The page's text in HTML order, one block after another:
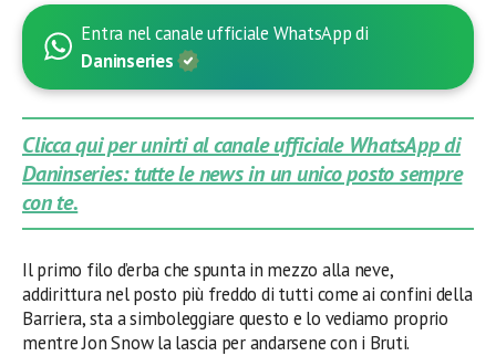
Entra nel canale ufficiale WhatsApp di
Daninseries
Clicca qui per unirti al canale ufficiale WhatsApp di
Daninseries: tutte le news in un unico posto sempre
con te.
Il primo filo d’erba che spunta in mezzo alla neve,
addirittura nel posto più freddo di tutti come ai confini della
Barriera, sta a simboleggiare questo e lo vediamo proprio
mentre Jon Snow la lascia per andarsene con i Bruti.